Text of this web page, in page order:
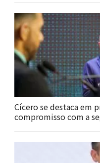
Cícero se destaca em
compromisso com a